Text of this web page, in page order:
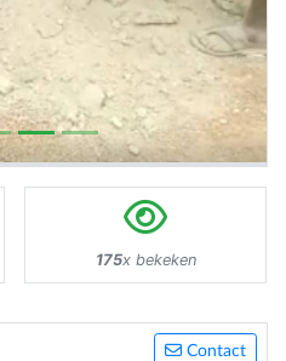
175x bekeken
Contact